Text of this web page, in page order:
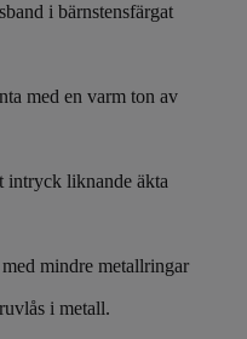
i bärnstensfärgat
med en varm ton av
intryck liknande äkta
mindre metallringar
i metall.